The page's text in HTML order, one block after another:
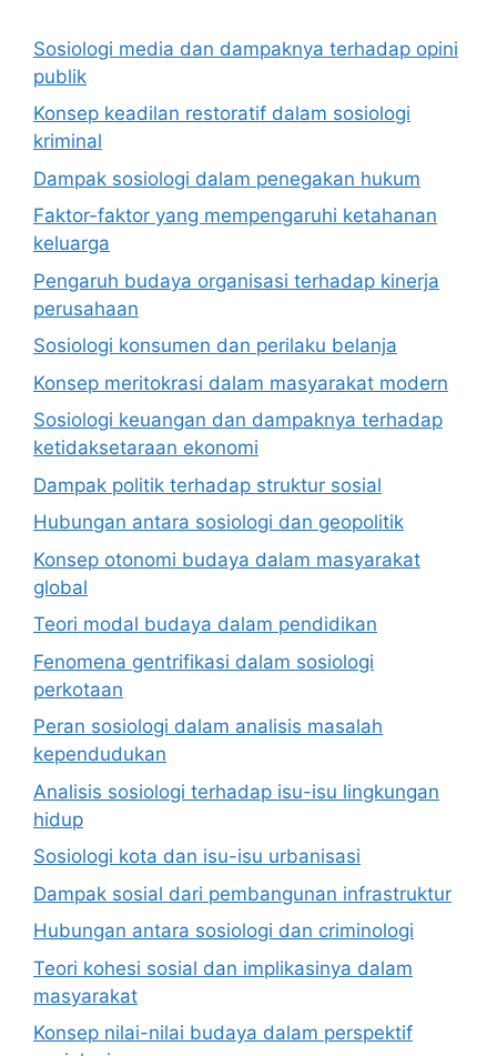
Sosiologi media dan dampaknya terhadap opini
publik
Konsep keadilan restoratif dalam sosiologi
kriminal
Dampak sosiologi dalam penegakan hukum
Faktor-faktor yang mempengaruhi ketahanan
keluarga
Pengaruh budaya organisasi terhadap kinerja
perusahaan
Sosiologi konsumen dan perilaku belanja
Konsep meritokrasi dalam masyarakat modern
Sosiologi keuangan dan dampaknya terhadap
ketidaksetaraan ekonomi
Dampak politik terhadap struktur sosial
Hubungan antara sosiologi dan geopolitik
Konsep otonomi budaya dalam masyarakat
global
Teori modal budaya dalam pendidikan
Fenomena gentrifikasi dalam sosiologi
perkotaan
Peran sosiologi dalam analisis masalah
kependudukan
Analisis sosiologi terhadap isu-isu lingkungan
hidup
Sosiologi kota dan isu-isu urbanisasi
Dampak sosial dari pembangunan infrastruktur
Hubungan antara sosiologi dan criminologi
Teori kohesi sosial dan implikasinya dalam
masyarakat
Konsep nilai-nilai budaya dalam perspektif